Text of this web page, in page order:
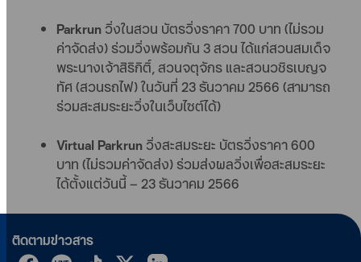
Parkrun วิ่งในสวน บัตรวิ่งราคา 700 บาท (ไม่รวม
ค่าจัดส่ง) ร่วมวิ่งพร้อมกัน 3 สวน ได้แก่สวนสมเด็จ
พระนางเจ้าสิริกิติ์, สวนจตุจักร และสวนวชิรเบญจ
ทัศ (สวนรถไฟ) ในวันที่ 23 ธันวาคม 2566 (สามารถ
ร่วมสะสมระยะวิ่งในเว็บไซต์ได้)
Virtual Parkrun วิ่งสะสมระยะ บัตรวิ่งราคา 600
บาท (ไม่รวมค่าจัดส่ง) ร่วมส่งผลวิ่งเพื่อสะสมระยะ
ได้ตั้งแต่วันนี้ – 23 ธันวาคม 2566
ติดตามข่าวสาร